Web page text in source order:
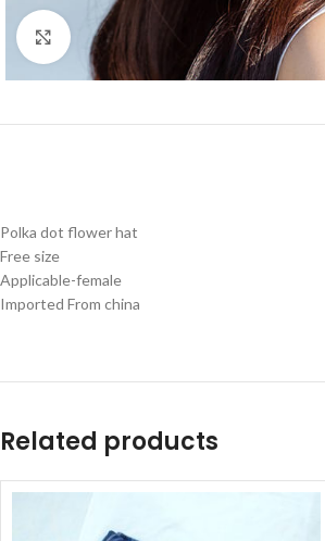
Click to enlarge
Polka dot flower hat
Free size
Applicable-female
Imported From china
Related products